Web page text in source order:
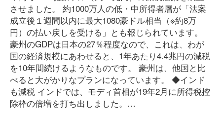
させました。 約1000万人の低・中所得者層が「法案
成立後１週間以内に最大1080豪ドル相当（※約8万
円）の払い戻しを受ける」とも報じられています。
豪州のGDPは日本の27％程度なので、これは、わが
国の経済規模にあわせると、1年あたり4.4兆円の減税
を10年間続けるようなものです。 豪州は、他国と比
べると大がかりなプランになっています。 ◆インド
も減税 インドでは、モディ首相が19年2月に所得税控
除枠の倍増を打ち出しました。…